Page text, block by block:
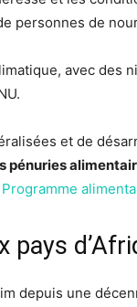
personnes de
avec des
et de
pénuries
Programme
pays
depuis une